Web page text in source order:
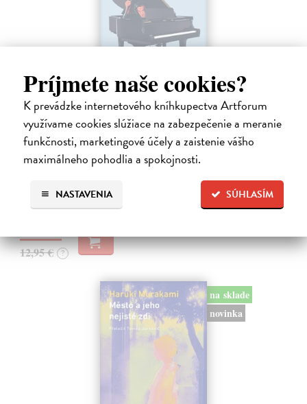
Príjmete naše cookies?
K prevádzke internetového kníhkupectva Artforum
využívame cookies slúžiace na zabezpečenie a meranie
funkčnosti, marketingové účely a zaistenie vášho
maximálneho pohodlia a spokojnosti.
SÚHLASÍM
NASTAVENIA
Rieka času
Mercier Pascal| Kniha
Pascal Mercier bol vždy majstrom filozofického rozprávania. Romány
zamysleniu sa nad veľkými témami, ako sú identita, sloboda, čas či…
Na sklade
12,95 € ?
na sklade
novinka